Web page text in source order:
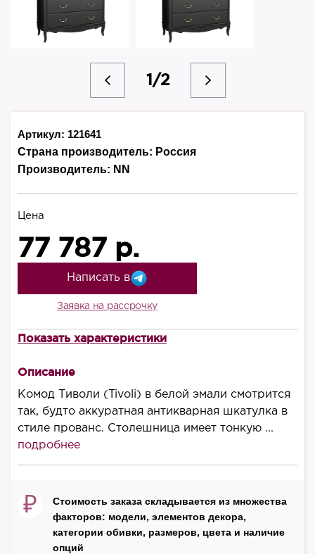
1/2
Артикул: 121641
Страна производитель: Россия
Производитель: NN
Цена
77 787 р.
Написать в
Заявка на рассрочку
Высота, мм
Ширина, мм
1190
Глубина, мм
520
массив бука
Материал фасада
Показать характеристики
Описание
Комод Тиволи (Tivoli) в белой эмали смотрится
так, будто аккуратная антикварная шкатулка в
стиле прованс. Столешница имеет тонкую ...
подробнее
₽
Стоимость заказа складывается из множества
факторов: модели, элементов декора,
категории обивки, размеров, цвета и наличие
опций